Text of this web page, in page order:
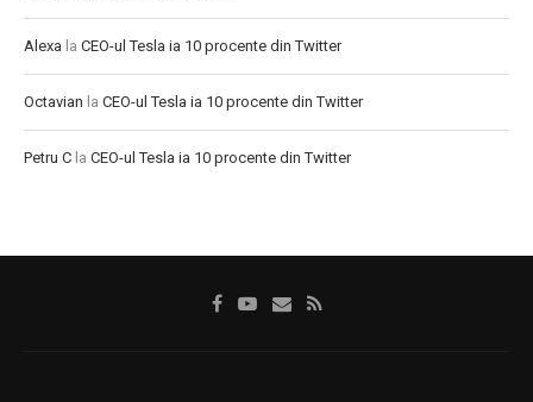
Alexa la CEO-ul Tesla ia 10 procente din Twitter
Octavian la CEO-ul Tesla ia 10 procente din Twitter
Petru C la CEO-ul Tesla ia 10 procente din Twitter